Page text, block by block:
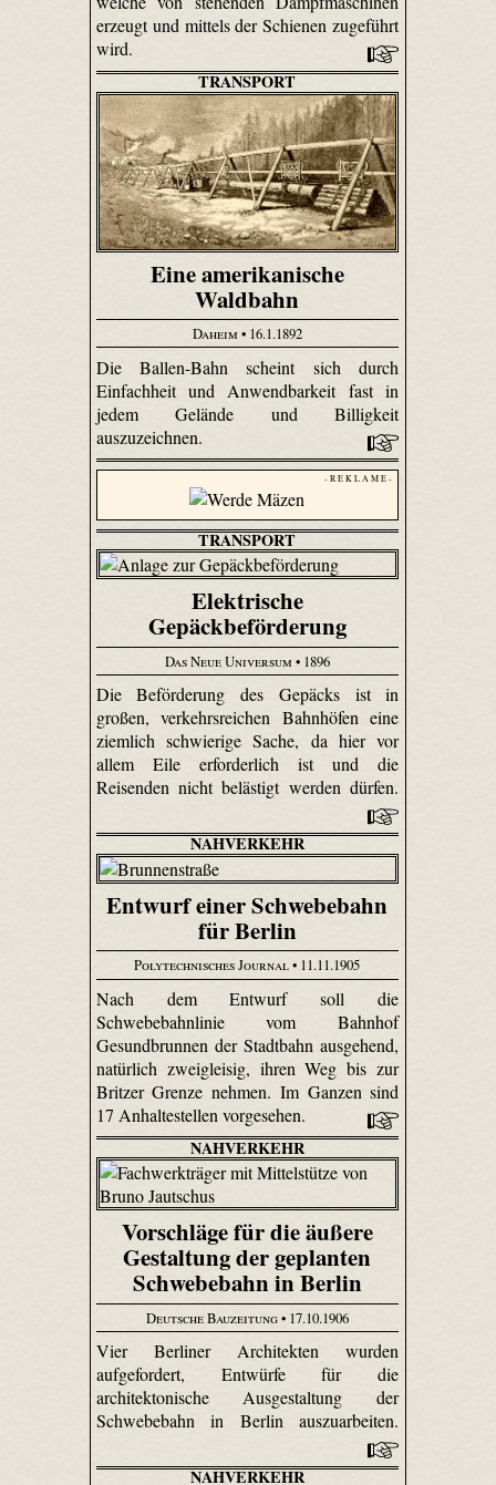
erzeugt und mittels der Schienen zugeführt
wird.
TRANSPORT
Eine amerikanische
Waldbahn
Daheim• 16.1.1892
Die Ballen-Bahn scheint sich durch
Einfachheit und Anwendbarkeit fast in
jedem Gelände und Billigkeit
auszuzeichnen.
- R E K L A M E -
TRANSPORT
Elektrische
Gepäckbeförderung
Das Neue Universum • 1896
Die Beförderung des Gepäcks ist in
großen, verkehrsreichen Bahnhöfen eine
ziemlich schwierige Sache, da hier vor
allem Eile erforderlich ist und die
Reisenden nicht belästigt werden dürfen.
NAHVERKEHR
Entwurf einer Schwebebahn
für Berlin
Polytechnisches Journal• 11.11.1905
Nach dem Entwurf soll die
Schwebebahnlinie vom Bahnhof
Gesundbrunnen der Stadtbahn ausgehend,
natürlich zweigleisig, ihren Weg bis zur
Britzer Grenze nehmen. Im Ganzen sind
17 Anhaltestellen vorgesehen.
NAHVERKEHR
Vorschläge für die äußere
Gestaltung der geplanten
Schwebebahn in Berlin
Deutsche Bauzeitung• 17.10.1906
Vier Berliner Architekten wurden
aufgefordert, Entwürfe für die
architektonische Ausgestaltung der
Schwebebahn in Berlin auszuarbeiten.
NAHVERKEHR